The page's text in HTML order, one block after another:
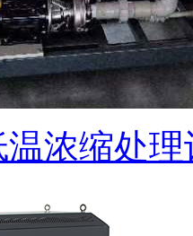
浓缩处理